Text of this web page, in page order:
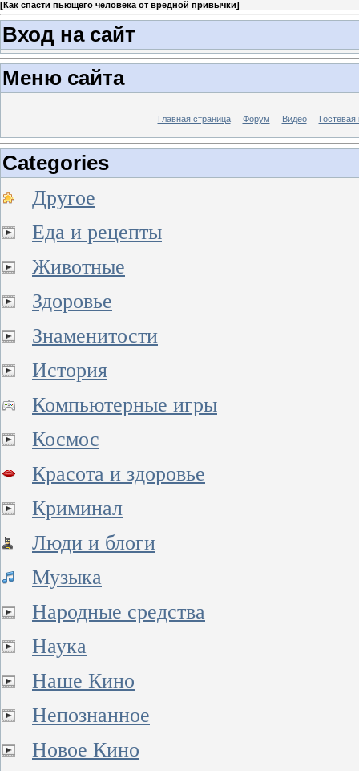
[Как спасти пьющего человека от вредной привычки]
Вход на сайт
Меню сайта
Главная страница Форум Видео Гостевая
Categories
Другое
Еда и рецепты
Животные
Здоровье
Знаменитости
История
Компьютерные игры
Космос
Красота и здоровье
Криминал
Люди и блоги
Музыка
Народные средства
Наука
Наше Кино
Непознанное
Новое Кино